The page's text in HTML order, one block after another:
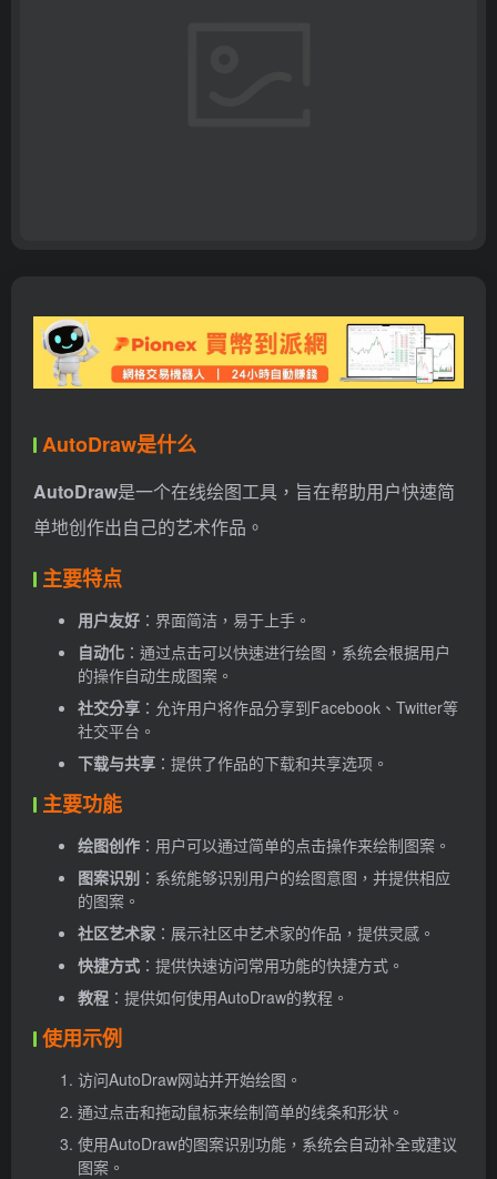
AutoDraw是什么
AutoDraw是一个在线绘图工具，旨在帮助用户快速简
单地创作出自己的艺术作品。
主要特点
用户友好 ：界面简洁，易于上手。
自动化 ：通过点击可以快速进行绘图，系统会根据用户
的操作自动生成图案。
社交分享 ：允许用户将作品分享到Facebook、Twitter等
社交平台。
下载与共享 ：提供了作品的下载和共享选项。
主要功能
绘图创作 ：用户可以通过简单的点击操作来绘制图案。
图案识别 ：系统能够识别用户的绘图意图，并提供相应
的图案。
社区艺术家 ：展示社区中艺术家的作品，提供灵感。
快捷方式 ：提供快速访问常用功能的快捷方式。
教程 ：提供如何使用AutoDraw的教程。
使用示例
访问AutoDraw网站并开始绘图。
通过点击和拖动鼠标来绘制简单的线条和形状。
使用AutoDraw的图案识别功能，系统会自动补全或建议
图案。